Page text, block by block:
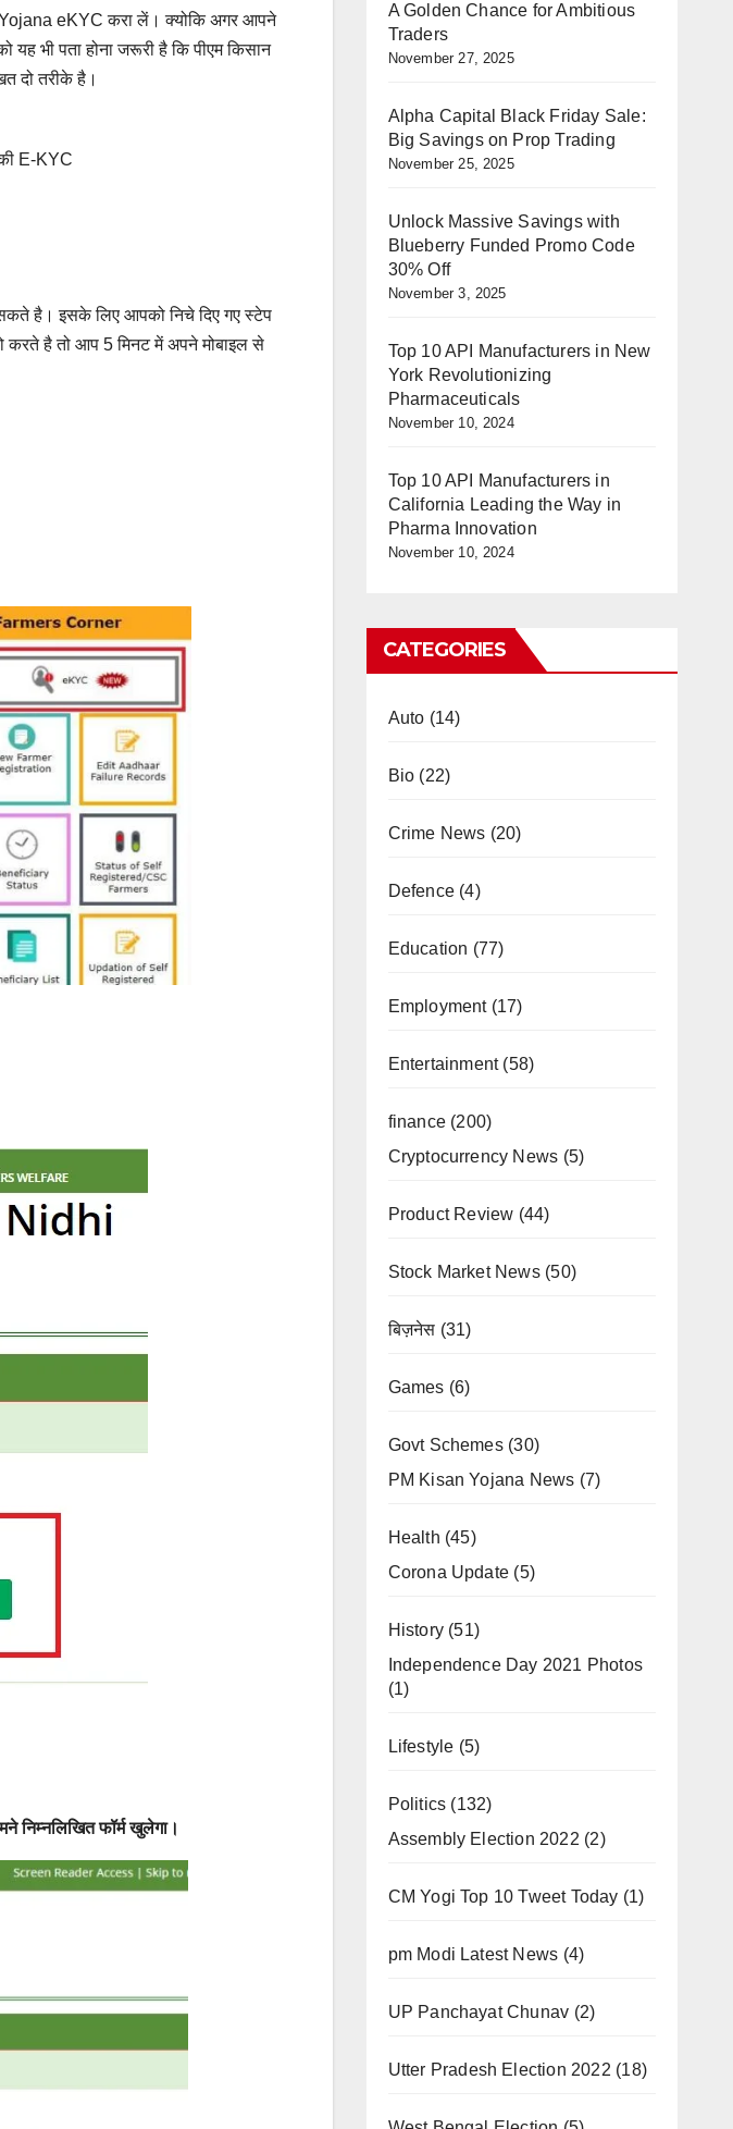
Yojana eKYC करा लें। क्योकि अगर आपने
भी पता होना जरूरी है कि पीएम किसान
दो तरीके है।
E-KYC
है। इसके लिए आपको निचे दिए गए स्टेप
है तो आप 5 मिनट में अपने मोबाइल से
फॉर्म खुलेगा।
A Golden Chance for Ambitious
Traders
November 27, 2025
Alpha Capital Black Friday Sale:
Big Savings on Prop Trading
November 25, 2025
Unlock Massive Savings with
Blueberry Funded Promo Code
30% Off
November 3, 2025
Top 10 API Manufacturers in New
York Revolutionizing
Pharmaceuticals
November 10, 2024
Top 10 API Manufacturers in
California Leading the Way in
Pharma Innovation
November 10, 2024
CATEGORIES
Auto (14)
Bio (22)
Crime News (20)
Defence(4)
Education (77)
Employment(17)
Entertainment(58)
finance(200)
Cryptocurrency News (5)
Product Review (44)
Stock Market News(50)
बिज़नेस (31)
Games (6)
Govt Schemes(30)
PM Kisan Yojana News (7)
Health (45)
Corona Update (5)
History(51)
Independence Day 2021 Photos
(1)
Lifestyle (5)
Politics (132)
Assembly Election 2022 (2)
CM Yogi Top 10 Tweet Today (1)
pm Modi Latest News (4)
UP Panchayat Chunav (2)
Utter Pradesh Election 2022 (18)